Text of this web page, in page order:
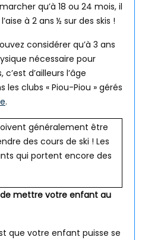
qu’à 18 ou 24 mois, il
à 2 ans ½ sur des skis !
considérer qu’à 3 ans
nécessaire pour
d’ailleurs l’âge
clubs « Piou-Piou » gérés
.
généralement être
des cours de ski ! Les
qui portent encore des
mettre votre enfant au
que votre enfant puisse se